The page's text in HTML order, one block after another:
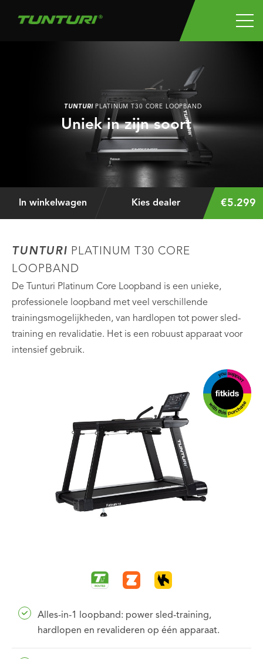
TUNTURI PLATINUM T30 CORE LOOPBAND
Uniek in zijn soort
In winkelwagen Kies dealer €5.299
TUNTURI PLATINUM T30 CORE
LOOPBAND
De Tunturi Platinum Core Loopband is een unieke,
professionele loopband met veel verschillende
trainingsmogelijkheden, van hardlopen tot power sled-
training en revalidatie. Het is een robuust apparaat voor
intensief gebruik.
Alles-in-1 loopband: power sled-training,
hardlopen en revalideren op één apparaat.